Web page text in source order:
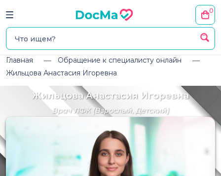
0
Главная
Обращение к специалисту онлайн
Жильцова Анастасия Игоревна
Жильцова Анастасия Игоревна
Врач ЛФК(Взрослый, Детский)